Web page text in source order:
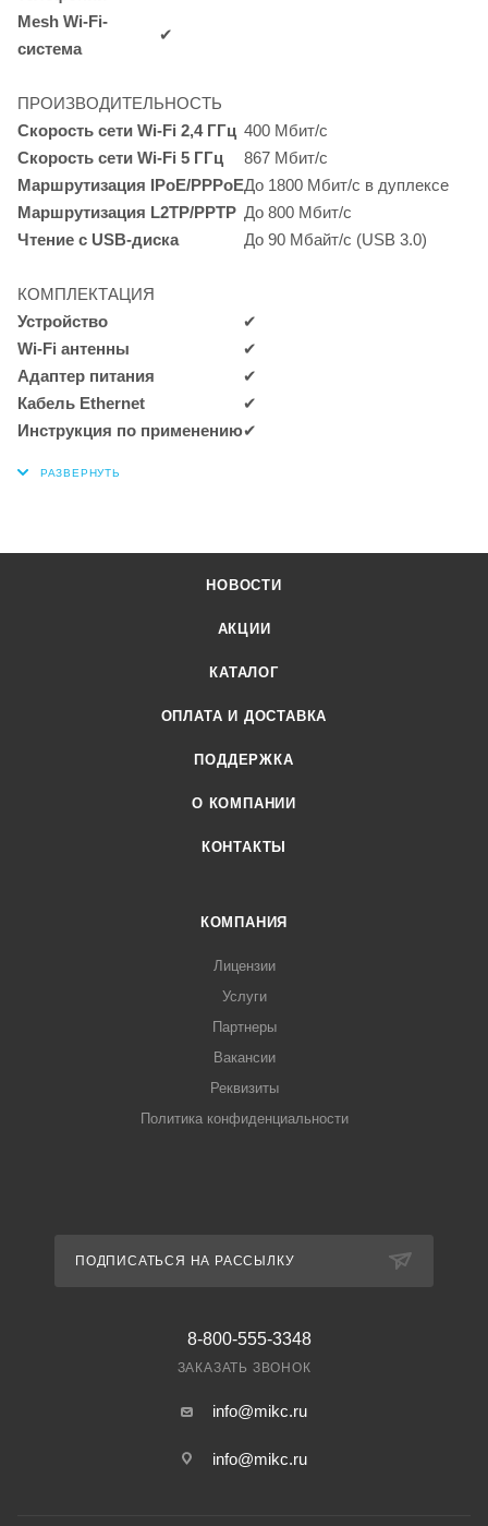
Mesh Wi-Fi-
система
✔
ПРОИЗВОДИТЕЛЬНОСТЬ
Скорость сети Wi-Fi 2,4 ГГц 400 Мбит/с
Скорость сети Wi-Fi 5 ГГц 867 Мбит/с
Маршрутизация IPoE/PPPoEДо 1800 Мбит/с в дуплексе
Маршрутизация L2TP/PPTP До 800 Мбит/с
Чтение с USB-диска
До 90 Мбайт/с (USB 3.0)
КОМПЛЕКТАЦИЯ
Устройство
✔
Wi-Fi антенны
✔
Адаптер питания
✔
Кабель Ethernet
✔
Инструкция по применению✔
НОВОСТИ
АКЦИИ
КАТАЛОГ
ОПЛАТА И ДОСТАВКА
ПОДДЕРЖКА
О КОМПАНИИ
КОНТАКТЫ
КОМПАНИЯ
Лицензии
Услуги
Партнеры
Вакансии
Реквизиты
Политика конфиденциальности
ПОДПИСАТЬСЯ НА РАССЫЛКУ
8-800-555-3348
ЗАКАЗАТЬ ЗВОНОК
info@mikc.ru
info@mikc.ru